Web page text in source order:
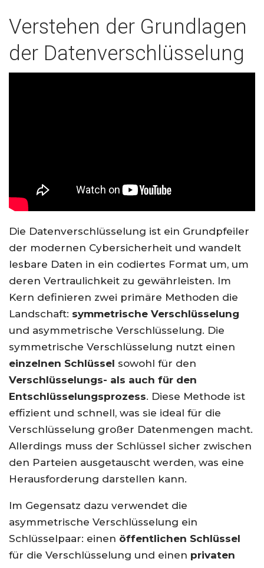
Verstehen der Grundlagen
der Datenverschlüsselung
Die Datenverschlüsselung ist ein Grundpfeiler
der modernen Cybersicherheit und wandelt
lesbare Daten in ein codiertes Format um, um
deren Vertraulichkeit zu gewährleisten. Im
Kern definieren zwei primäre Methoden die
Landschaft: symmetrische Verschlüsselung
und asymmetrische Verschlüsselung. Die
symmetrische Verschlüsselung nutzt einen
einzelnen Schlüssel sowohl für den
Verschlüsselungs- als auch für den
Entschlüsselungsprozess. Diese Methode ist
effizient und schnell, was sie ideal für die
Verschlüsselung großer Datenmengen macht.
Allerdings muss der Schlüssel sicher zwischen
den Parteien ausgetauscht werden, was eine
Herausforderung darstellen kann.
Im Gegensatz dazu verwendet die
asymmetrische Verschlüsselung ein
Schlüsselpaar: einen öffentlichen Schlüssel
für die Verschlüsselung und einen privaten